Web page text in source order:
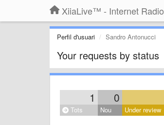
XiiaLive™ - Internet Radio
Perfil d'usuari Sandro Antonucci
Your requests by status
1 0
Tots Nou Under review